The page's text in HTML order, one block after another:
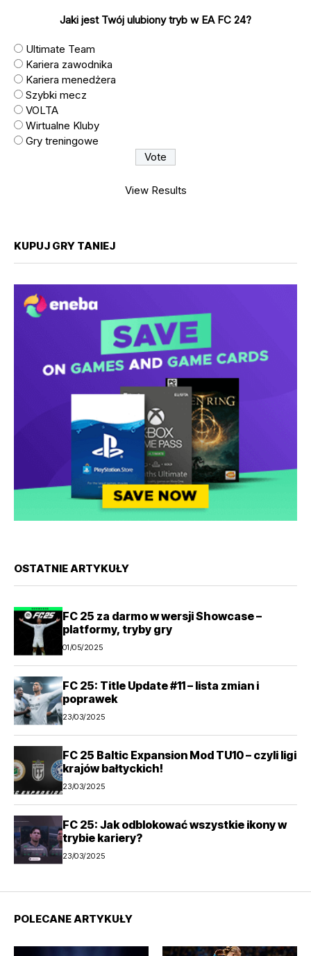
Jaki jest Twój ulubiony tryb w EA FC 24?
Ultimate Team
Kariera zawodnika
Kariera menedżera
Szybki mecz
VOLTA
Wirtualne Kluby
Gry treningowe
View Results
KUPUJ GRY TANIEJ
OSTATNIE ARTYKUŁY
FC 25 za darmo w wersji Showcase –
platformy, tryby gry
01/05/2025
FC 25: Title Update #11 – lista zmian i
poprawek
23/03/2025
FC 25 Baltic Expansion Mod TU10 – czyli ligi
krajów bałtyckich!
23/03/2025
FC 25: Jak odblokować wszystkie ikony w
trybie kariery?
23/03/2025
POLECANE ARTYKUŁY